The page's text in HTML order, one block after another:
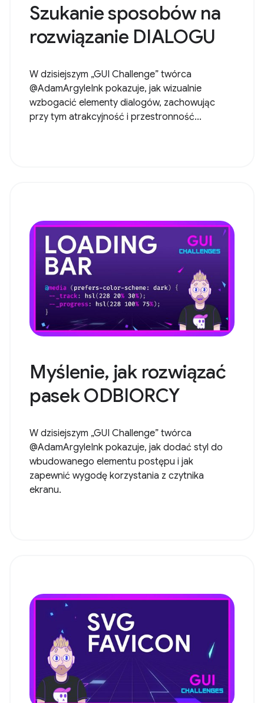
Szukanie sposobów na
rozwiązanie DIALOGU
W dzisiejszym „GUI Challenge” twórca
@AdamArgyleInk pokazuje, jak wizualnie
wzbogacić elementy dialogów, zachowując
przy tym atrakcyjność i przestronność...
Myślenie, jak rozwiązać
pasek ODBIORCY
W dzisiejszym „GUI Challenge” twórca
@AdamArgyleInk pokazuje, jak dodać styl do
wbudowanego elementu postępu i jak
zapewnić wygodę korzystania z czytnika
ekranu.